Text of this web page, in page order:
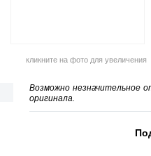
кликните на фото для увеличения
Возможно незначительное
оригинала.